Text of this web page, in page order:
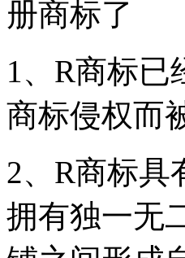
册商标了
1、R商标
商标侵权而
2、R商标具
拥有独一无